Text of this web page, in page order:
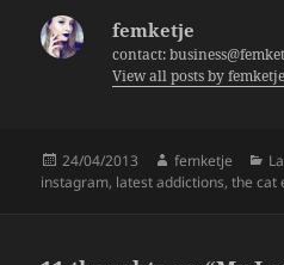
femketje
contact:
View all posts by femketje
Posted
on
24/04/2013 Author
femketje
instagram, latest addictions,the cat